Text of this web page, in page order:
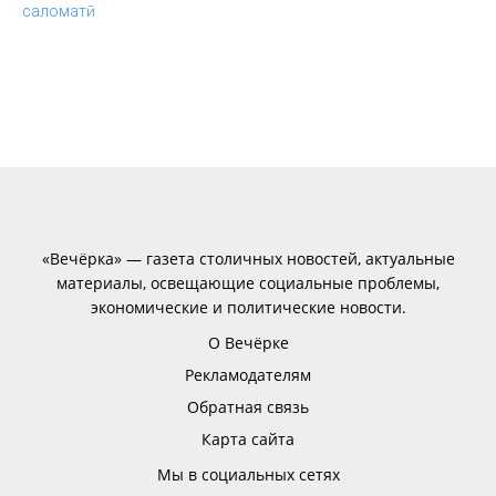
«Вечёрка» — газета столичных новостей, актуальные
материалы, освещающие социальные проблемы,
экономические и политические новости.
О Вечёрке
Рекламодателям
Обратная связь
Карта сайта
Мы в социальных сетях